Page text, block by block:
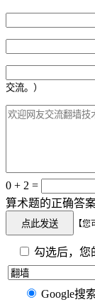
交流。）
0 + 2 =
算术题的正确答
【
勾选后，您
Google搜